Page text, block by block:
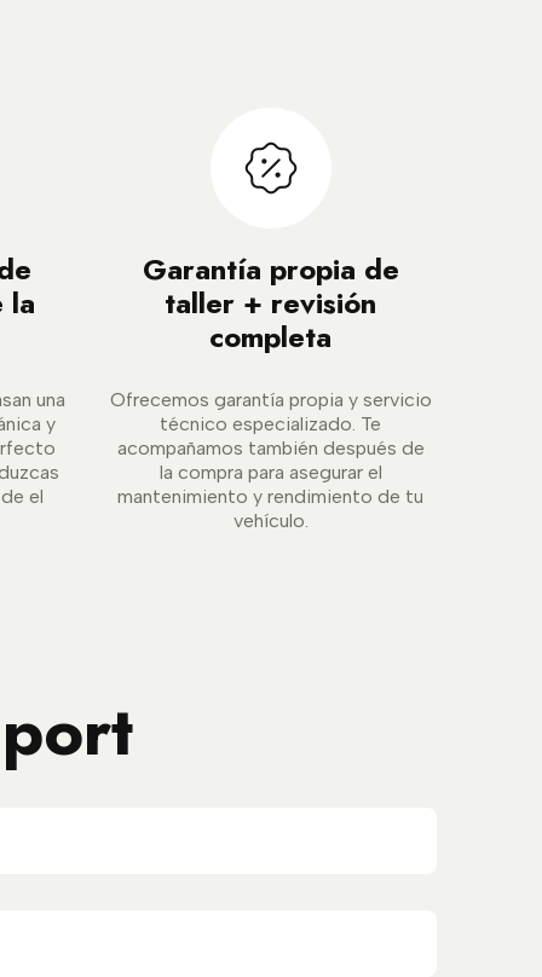
la
una
y
el
Garantía propia de
taller + revisión
completa
Ofrecemos garantía propia y servicio
técnico especializado. Te
acompañamos también después de
la compra para asegurar el
mantenimiento y rendimiento de tu
vehículo.